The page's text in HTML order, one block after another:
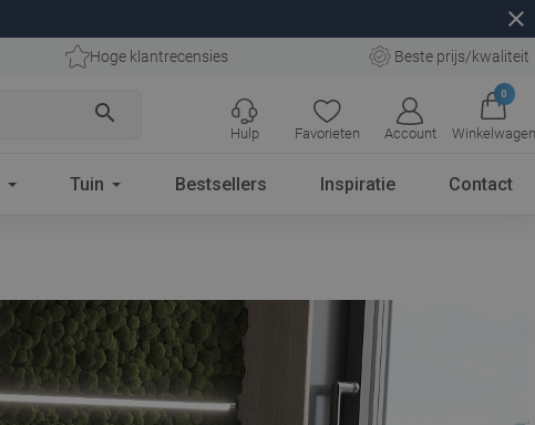
close
Hoge klantrecensies Beste prijs/kwaliteit
search
Favorieten Account
0
Winkelwagen
Hulp
Tuin Bestsellers Inspiratie Contact